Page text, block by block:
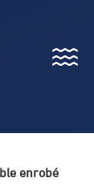
Menu
enrobé